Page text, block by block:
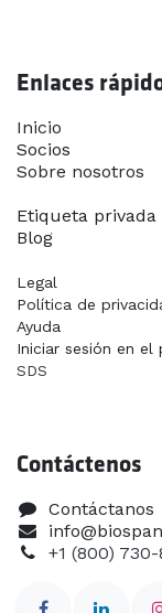
Enlaces
Inicio​
Socios
Sobre nosotros
Etiqueta privada
Blog
Legal
Política de
Ayuda
Iniciar sesión en el
SDS
Contáctenos
Contáctanos
+1 (800)